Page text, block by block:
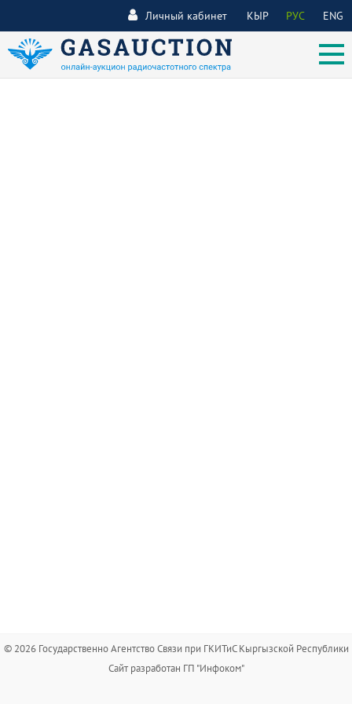
КЫР РУС ENG
Личный кабинет
© 2026 Государственно Агентство Связи при ГКИТиС Кыргызской Республики
Сайт разработан ГП "Инфоком"